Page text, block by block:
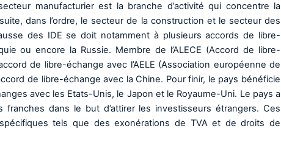
manufacturier est la branche d’activité qui concentre la
dans l’ordre, le secteur de la construction et le secteur des
des IDE se doit notamment à plusieurs accords de libre-
ou encore la Russie. Membre de l’ALECE (Accord de libre-
de libre-échange avec l’AELE (Association européenne de
de libre-échange avec la Chine. Pour finir, le pays bénéficie
avec les Etats-Unis, le Japon et le Royaume-Uni. Le pays a
dans le but d’attirer les investisseurs étrangers. Ces
tels que des exonérations de TVA et de droits de